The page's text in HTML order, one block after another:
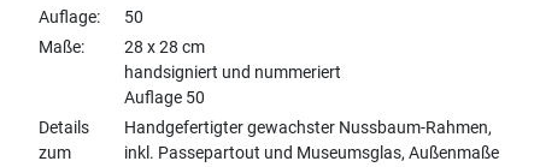
Auflage
50
Maße
28 x 28 cm
handsigniert und nummeriert
Auflage 50
Details
zum
Handgefertigter gewachster Nussbaum-Rahmen,
inkl. Passepartout und Museumsglas, Außenmaße